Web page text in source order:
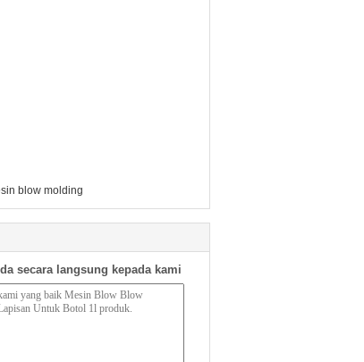
blow molding
secara langsung kepada kami